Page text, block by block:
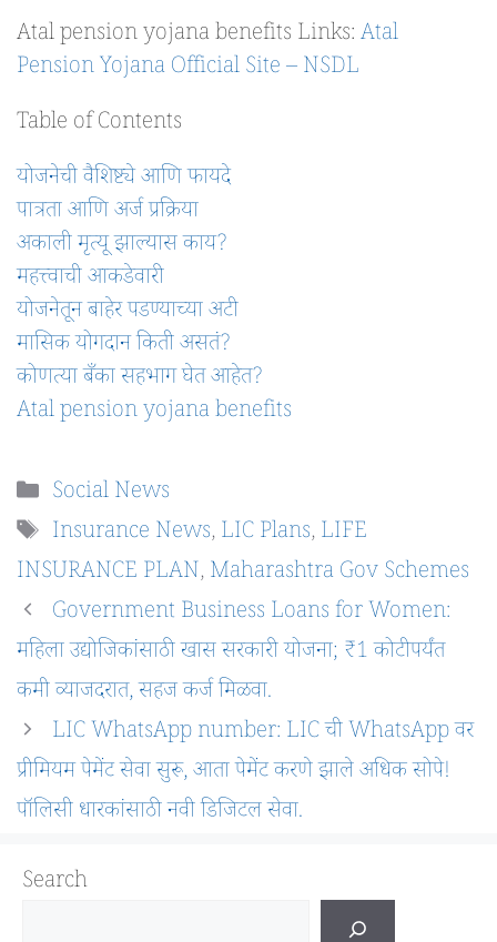
Atal pension yojana benefits Links:Atal
Pension Yojana Official Site – NSDL
Table of Contents
योजनेची वैशिष्ट्ये आणि फायदे
पात्रता आणि अर्ज प्रक्रिया
अकाली मृत्यू झाल्यास काय?
महत्त्वाची आकडेवारी
योजनेतून बाहेर पडण्याच्या अटी
मासिक योगदान किती असतं?
कोणत्या बँका सहभाग घेत आहेत?
Atal pension yojana benefits
Categories
Social News
Tags
Insurance News,LIC Plans,LIFE
INSURANCE PLAN,Maharashtra Gov Schemes
Government Business Loans for Women:
महिला उद्योजिकांसाठी खास सरकारी योजना; ₹1 कोटीपर्यंत
कमी व्याजदरात, सहज कर्ज मिळवा.
LIC WhatsApp number: LIC ची WhatsApp वर
प्रीमियम पेमेंट सेवा सुरू, आता पेमेंट करणे झाले अधिक सोपे!
पॉलिसी धारकांसाठी नवी डिजिटल सेवा.
Search